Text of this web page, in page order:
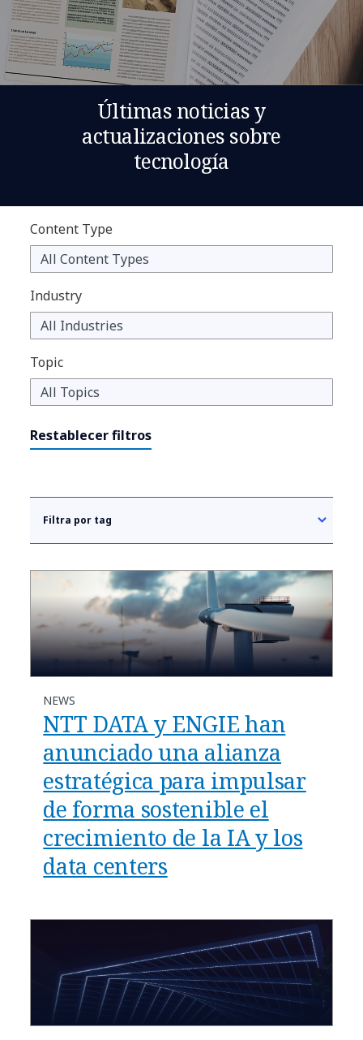
Últimas noticias y
actualizaciones sobre
tecnología
Content Type
Industry
Topic
Restablecer filtros
Filtra por tag
NEWS
NTT DATA y ENGIE han
anunciado una alianza
estratégica para impulsar
de forma sostenible el
crecimiento de la IA y los
data centers